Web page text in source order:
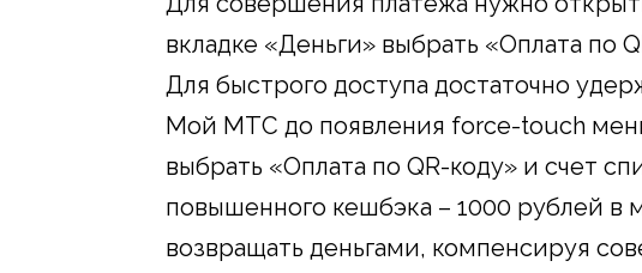
вкладке «Деньги» выбрать «Оплата по
Для быстрого доступа достаточно
Мой МТС до появления force-touch
выбрать «Оплата по QR-коду» и счет
повышенного кешбэка – 1000 рублей в
возвращать деньгами, компенсируя